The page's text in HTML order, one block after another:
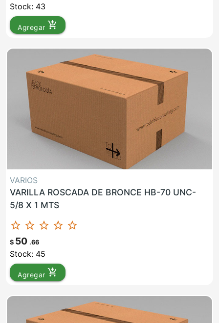
Stock: 43
Agregar add_shopping_cart
VARIOS
VARILLA ROSCADA DE BRONCE HB-70 UNC-
5/8 X 1 MTS
star_border star_border star_border star_border star_border
$ 50 .66
Stock: 45
Agregar add_shopping_cart